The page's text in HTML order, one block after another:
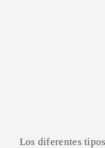
Los diferentes